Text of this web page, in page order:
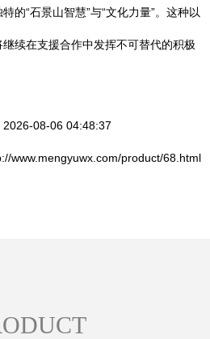
的“石景山智慧”与“文化力量”。这种以
续在支援合作中发挥不可替代的积极
2026-08-06 04:48:37
www.mengyuwx.com/product/68.html